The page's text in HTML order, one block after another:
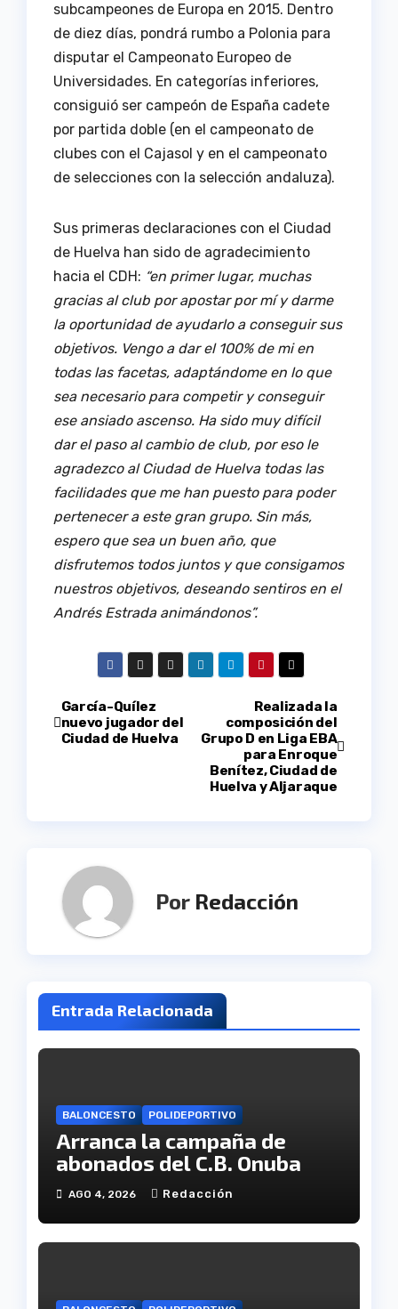
subcampeones de Europa en 2015. Dentro
de diez días, pondrá rumbo a Polonia para
disputar el Campeonato Europeo de
Universidades. En categorías inferiores,
consiguió ser campeón de España cadete
por partida doble (en el campeonato de
clubes con el Cajasol y en el campeonato
de selecciones con la selección andaluza).
Sus primeras declaraciones con el Ciudad
de Huelva han sido de agradecimiento
hacia el CDH: “en primer lugar, muchas
gracias al club por apostar por mí y darme
la oportunidad de ayudarlo a conseguir sus
objetivos. Vengo a dar el 100% de mi en
todas las facetas, adaptándome en lo que
sea necesario para competir y conseguir
ese ansiado ascenso. Ha sido muy difícil
dar el paso al cambio de club, por eso le
agradezco al Ciudad de Huelva todas las
facilidades que me han puesto para poder
pertenecer a este gran grupo. Sin más,
espero que sea un buen año, que
disfrutemos todos juntos y que consigamos
nuestros objetivos, deseando sentiros en el
Andrés Estrada animándonos”.
Navegación
de
Realizada la
composición del
Grupo D en Liga EBA
para Enroque
Benítez, Ciudad de
Huelva y Aljaraque
García-Quílez
nuevo jugador del
Ciudad de Huelva
Por Redacción
Entrada Relacionada
BALONCESTO POLIDEPORTIVO
Arranca la campaña de
abonados del C.B. Onuba
AGO 4, 2026 Redacción